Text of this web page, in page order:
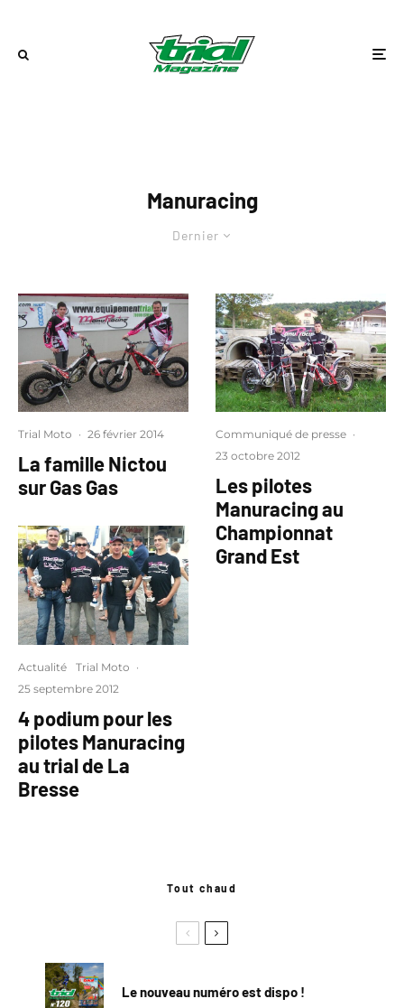
Manuracing
Dernier
Trial Moto · 26 février 2014
La famille Nictou
sur Gas Gas
Actualité Trial Moto ·
25 septembre 2012
4 podium pour les
pilotes Manuracing
au trial de La
Bresse
Communiqué de presse ·
23 octobre 2012
Les pilotes
Manuracing au
Championnat
Grand Est
Tout chaud
Le nouveau numéro est dispo !